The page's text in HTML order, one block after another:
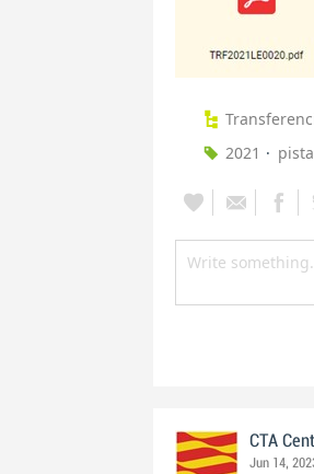
2021
CTA
Jun 14,